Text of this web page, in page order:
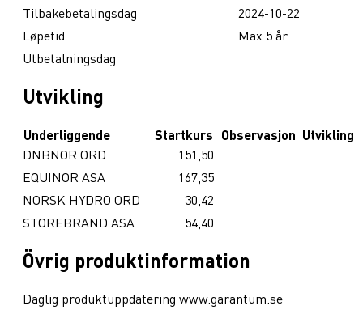
Tilbakebetalingsdag
2024-10-22
Løpetid
Max 5 år
Utbetalningsdag
Utvikling
Underliggende Startkurs Observasjon Utvikling
DNBNOR ORD
151,50
EQUINOR ASA
167,35
NORSK HYDRO ORD
30,42
STOREBRAND ASA
54,40
Övrig produktinformation
Daglig produktuppdatering www.garantum.se